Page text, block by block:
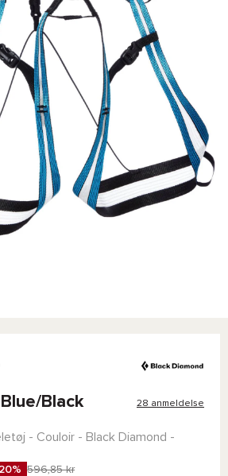
Black 28 anmeldelse
- Couloir - Black Diamond -
596,85 kr